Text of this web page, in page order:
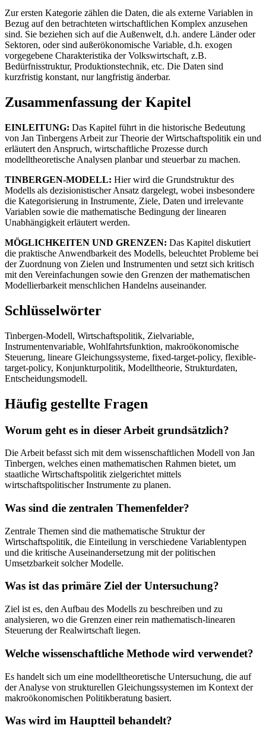
Zur ersten Kategorie zählen die Daten, die als externe Variablen in
Bezug auf den betrachteten wirtschaftlichen Komplex anzusehen
sind. Sie beziehen sich auf die Außenwelt, d.h. andere Länder oder
Sektoren, oder sind außerökonomische Variable, d.h. exogen
vorgegebene Charakteristika der Volkswirtschaft, z.B.
Bedürfnisstruktur, Produktionstechnik, etc. Die Daten sind
kurzfristig konstant, nur langfristig änderbar.
Zusammenfassung der Kapitel
EINLEITUNG: Das Kapitel führt in die historische Bedeutung
von Jan Tinbergens Arbeit zur Theorie der Wirtschaftspolitik ein und
erläutert den Anspruch, wirtschaftliche Prozesse durch
modelltheoretische Analysen planbar und steuerbar zu machen.
TINBERGEN-MODELL: Hier wird die Grundstruktur des
Modells als dezisionistischer Ansatz dargelegt, wobei insbesondere
die Kategorisierung in Instrumente, Ziele, Daten und irrelevante
Variablen sowie die mathematische Bedingung der linearen
Unabhängigkeit erläutert werden.
MÖGLICHKEITEN UND GRENZEN: Das Kapitel diskutiert
die praktische Anwendbarkeit des Modells, beleuchtet Probleme bei
der Zuordnung von Zielen und Instrumenten und setzt sich kritisch
mit den Vereinfachungen sowie den Grenzen der mathematischen
Modellierbarkeit menschlichen Handelns auseinander.
Schlüsselwörter
Tinbergen-Modell, Wirtschaftspolitik, Zielvariable,
Instrumentenvariable, Wohlfahrtsfunktion, makroökonomische
Steuerung, lineare Gleichungssysteme, fixed-target-policy, flexible-
target-policy, Konjunkturpolitik, Modelltheorie, Strukturdaten,
Entscheidungsmodell.
Häufig gestellte Fragen
Worum geht es in dieser Arbeit grundsätzlich?
Die Arbeit befasst sich mit dem wissenschaftlichen Modell von Jan
Tinbergen, welches einen mathematischen Rahmen bietet, um
staatliche Wirtschaftspolitik zielgerichtet mittels
wirtschaftspolitischer Instrumente zu planen.
Was sind die zentralen Themenfelder?
Zentrale Themen sind die mathematische Struktur der
Wirtschaftspolitik, die Einteilung in verschiedene Variablentypen
und die kritische Auseinandersetzung mit der politischen
Umsetzbarkeit solcher Modelle.
Was ist das primäre Ziel der Untersuchung?
Ziel ist es, den Aufbau des Modells zu beschreiben und zu
analysieren, wo die Grenzen einer rein mathematisch-linearen
Steuerung der Realwirtschaft liegen.
Welche wissenschaftliche Methode wird verwendet?
Es handelt sich um eine modelltheoretische Untersuchung, die auf
der Analyse von strukturellen Gleichungssystemen im Kontext der
makroökonomischen Politikberatung basiert.
Was wird im Hauptteil behandelt?